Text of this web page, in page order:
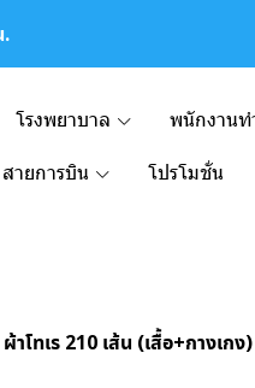
.
โรงพยาบาล พนักงานท
สายการบิน โปรโมชั่น
โทเร 210 เส้น (เสื้อ+กางเกง)